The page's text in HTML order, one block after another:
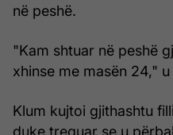
në peshë.
"Kam shtuar në peshë
xhinse me masën 24,"
Klum kujtoi gjithashtu
duke treguar se u